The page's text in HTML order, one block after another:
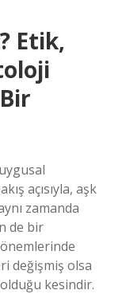
Etik,
açısıyla, aşk
zamanda
de bir
değişmiş olsa
kesindir.